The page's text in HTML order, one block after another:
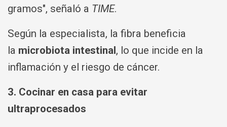
gramos", señaló a TIME.
Según la especialista, la fibra beneficia
la microbiota intestinal, lo que incide en la
inflamación y el riesgo de cáncer.
3. Cocinar en casa para evitar
ultraprocesados